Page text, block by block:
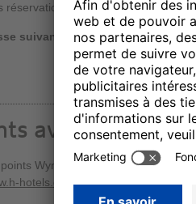
réservations actuelles ou futures,
suivante :
avec
Wyndham Rewards dans nos
hotels.com/fr/wyndham